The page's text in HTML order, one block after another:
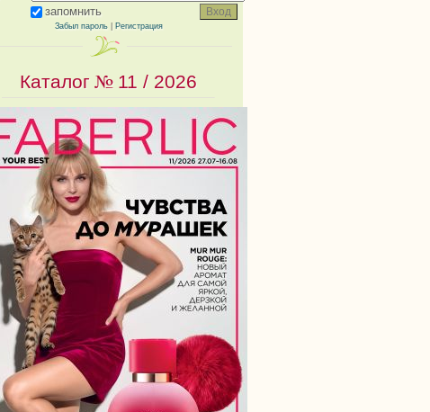
запомнить
Забыл пароль| Регистрация
Каталог № 11 / 2026